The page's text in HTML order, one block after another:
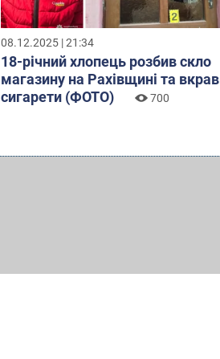
08.12.2025 | 21:34
18-річний хлопець розбив скло
магазину на Рахівщині та вкрав
сигарети (ФОТО)
700